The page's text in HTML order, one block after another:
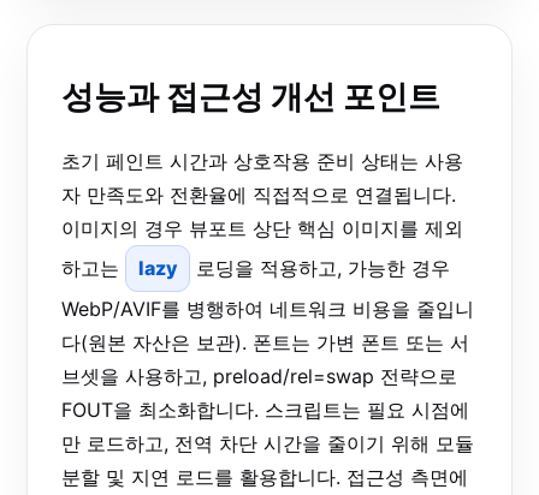
성능과 접근성 개선 포인트
초기 페인트 시간과 상호작용 준비 상태는 사용
자 만족도와 전환율에 직접적으로 연결됩니다.
이미지의 경우 뷰포트 상단 핵심 이미지를 제외
하고는
lazy
로딩을 적용하고, 가능한 경우
WebP/AVIF를 병행하여 네트워크 비용을 줄입니
다(원본 자산은 보관). 폰트는 가변 폰트 또는 서
브셋을 사용하고, preload/rel=swap 전략으로
FOUT을 최소화합니다. 스크립트는 필요 시점에
만 로드하고, 전역 차단 시간을 줄이기 위해 모듈
분할 및 지연 로드를 활용합니다. 접근성 측면에